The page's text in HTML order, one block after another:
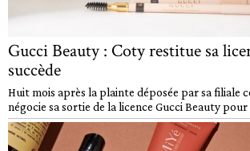
Gucci Beauty : Coty restitue sa
succède
Huit mois après la plainte déposée par sa filiale
négocie sa sortie de la licence Gucci Beauty